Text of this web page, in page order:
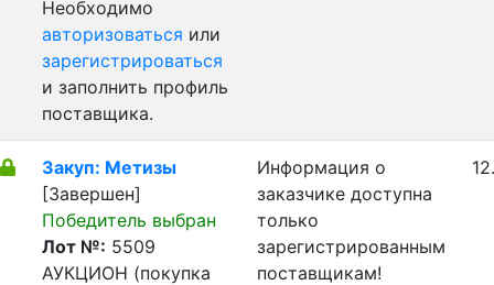
Необходимо
авторизоваться или
зарегистрироваться
и заполнить профиль
поставщика.
Закуп: Метизы
[Завершен]
Победитель выбран
Лот №: 5509
АУКЦИОН (покупка
Информация о
заказчике доступна
только
зарегистрированным
поставщикам!